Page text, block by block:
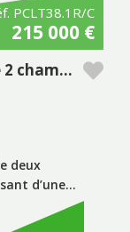
PCLT38.1R/C
215 000 €
*Copropriété d’un appartement de 2 chambres + 1 pièce supplémentaire, période « D », avec piscine privative, dans le complexe touristique Pestana Porto Covo Village.
deux
d’une…